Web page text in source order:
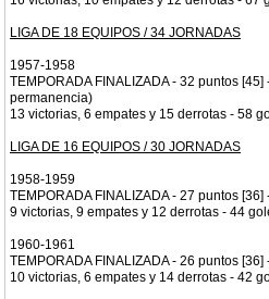
LIGA DE 18 EQUIPOS / 34 JORNADAS
1957-1958
TEMPORADA FINALIZADA - 32 puntos
permanencia)
13 victorias, 6 empates y 15 derrotas - 58
LIGA DE 16 EQUIPOS / 30 JORNADAS
1958-1959
TEMPORADA FINALIZADA - 27 puntos
9 victorias, 9 empates y 12 derrotas - 44
1960-1961
TEMPORADA FINALIZADA - 26 puntos [36]
10 victorias, 6 empates y 14 derrotas - 42